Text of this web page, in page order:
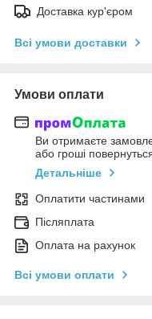
Доставка кур'єром
Всі умови доставки
Умови оплати
Ви отримаєте
або гроші
Детальніше
Оплатити частинами
Післяплата
Оплата на рахунок
Всі умови оплати